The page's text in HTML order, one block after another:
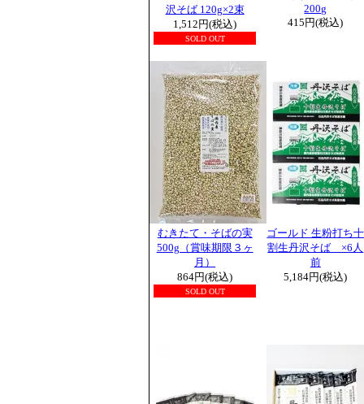
沢そば 120g×2束
1,512円(税込)
SOLD OUT
200g
415円(税込)
むきたて・そばの実
500g（賞味期限３ヶ
月）
864円(税込)
SOLD OUT
ゴールド 生粉打ち十
割生丹沢そば ×6人
前
5,184円(税込)